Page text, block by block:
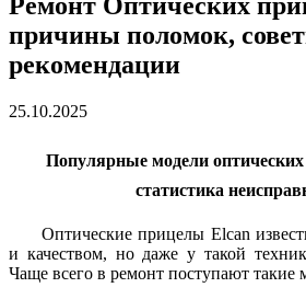
причины поломок,
рекомендации
25.10.2025
Популярные модели
статистика
Оптические прицелы Elcan
и качеством, но даже у такой
Чаще всего в ремонт поступают такие